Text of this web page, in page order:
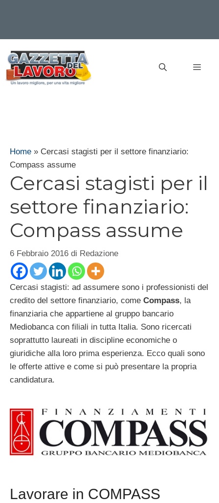
contenuto
Home » Cercasi stagisti per il settore finanziario:
Compass assume
Cercasi stagisti per il
settore finanziario:
Compass assume
6 Febbraio 2016 di Redazione
Cercasi stagisti: ad assumere sono i professionisti del
credito del settore finanziario, come Compass, la
finanziaria che appartiene al gruppo bancario
Mediobanca con filiali in tutta Italia. Sono ricercati
soprattutto laureati in discipline economiche o
giuridiche alla loro prima esperienza. Ecco quali sono
le offerte attive e come si può presentare la propria
candidatura.
Lavorare in COMPASS